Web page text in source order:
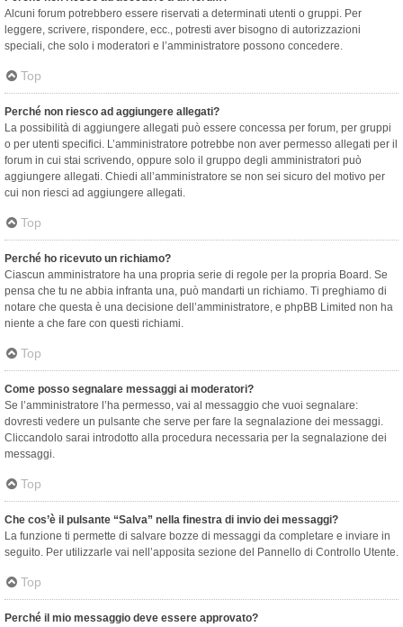
Alcuni forum potrebbero essere riservati a determinati utenti o gruppi. Per
leggere, scrivere, rispondere, ecc., potresti aver bisogno di autorizzazioni
speciali, che solo i moderatori e l’amministratore possono concedere.
Top
Perché non riesco ad aggiungere allegati?
La possibilità di aggiungere allegati può essere concessa per forum, per gruppi
o per utenti specifici. L’amministratore potrebbe non aver permesso allegati per il
forum in cui stai scrivendo, oppure solo il gruppo degli amministratori può
aggiungere allegati. Chiedi all’amministratore se non sei sicuro del motivo per
cui non riesci ad aggiungere allegati.
Top
Perché ho ricevuto un richiamo?
Ciascun amministratore ha una propria serie di regole per la propria Board. Se
pensa che tu ne abbia infranta una, può mandarti un richiamo. Ti preghiamo di
notare che questa è una decisione dell’amministratore, e phpBB Limited non ha
niente a che fare con questi richiami.
Top
Come posso segnalare messaggi ai moderatori?
Se l’amministratore l’ha permesso, vai al messaggio che vuoi segnalare:
dovresti vedere un pulsante che serve per fare la segnalazione dei messaggi.
Cliccandolo sarai introdotto alla procedura necessaria per la segnalazione dei
messaggi.
Top
Che cos’è il pulsante “Salva” nella finestra di invio dei messaggi?
La funzione ti permette di salvare bozze di messaggi da completare e inviare in
seguito. Per utilizzarle vai nell’apposita sezione del Pannello di Controllo Utente.
Top
Perché il mio messaggio deve essere approvato?